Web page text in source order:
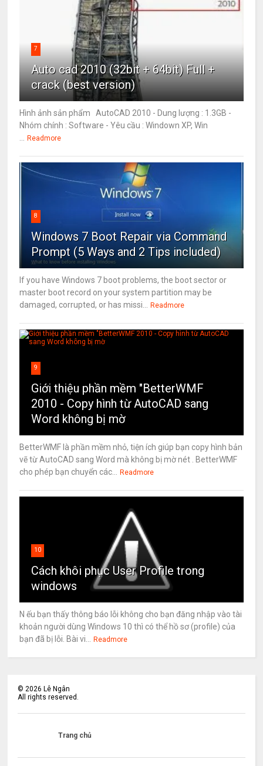
7
Auto cad 2010 (32bit + 64bit) Full +
crack (best version)
Hình ảnh sản phẩm AutoCAD 2010 - Dung lượng : 1.3GB -
Nhóm chính : Software - Yêu cầu : Windown XP, Win
... Readmore
8
Windows 7 Boot Repair via Command
Prompt (5 Ways and 2 Tips included)
If you have Windows 7 boot problems, the boot sector or
master boot record on your system partition may be
damaged, corrupted, or has missi... Readmore
9
Giới thiệu phần mềm "BetterWMF
2010 - Copy hình từ AutoCAD sang
Word không bị mờ
BetterWMF là phần mềm nhỏ, tiện ích giúp bạn copy hình bản
vẽ từ AutoCAD sang Word mà không bị mờ nét . BetterWMF
cho phép bạn chuyển các... Readmore
10
Cách khôi phục User Profile trong
windows
N ếu bạn thấy thông báo lỗi không cho bạn đăng nhập vào tài
khoản người dùng Windows 10 thì có thể hồ sơ (profile) của
bạn đã bị lỗi. Bài vi... Readmore
©2026 Lê Ngân
All rights reserved.
Trang chủ